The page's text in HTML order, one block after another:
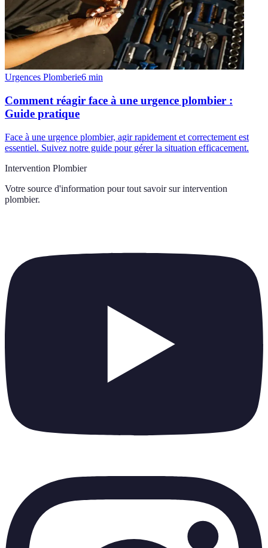
Urgences Plomberie6 min
Comment réagir face à une urgence plombier :
Guide pratique
Face à une urgence plombier, agir rapidement et correctement est
essentiel. Suivez notre guide pour gérer la situation efficacement.
Intervention Plombier
Votre source d'information pour tout savoir sur intervention
plombier.